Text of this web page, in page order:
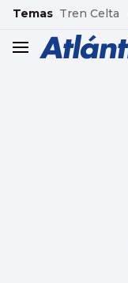
common.go-to-
Temas Tren Celta